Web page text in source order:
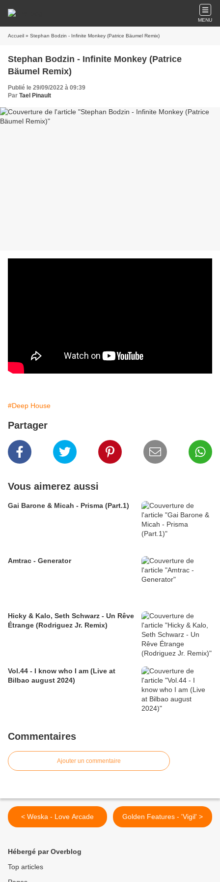
MENU
Accueil » Stephan Bodzin - Infinite Monkey (Patrice Bäumel Remix)
Stephan Bodzin - Infinite Monkey (Patrice
Bäumel Remix)
Publié le 29/09/2022 à 09:39
Par Tael Pinault
#Deep House
Partager
Vous aimerez aussi
Gai Barone & Micah - Prisma (Part.1)
Amtrac - Generator
Hicky & Kalo, Seth Schwarz - Un Rêve
Étrange (Rodriguez Jr. Remix)
Vol.44 - I know who I am (Live at
Bilbao august 2024)
Commentaires
Ajouter un commentaire
< Weska - Love Arcade Golden Features - 'Vigil' >
Hébergé par Overblog
Top articles